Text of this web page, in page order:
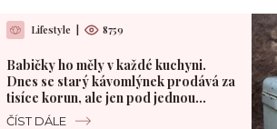
Lifestyle 8759
Babičky ho měly v každé kuchyni.
Dnes se starý kávomlýnek prodává za
tisíce korun, ale jen pod jednou
podmínkou
ČÍST DÁLE